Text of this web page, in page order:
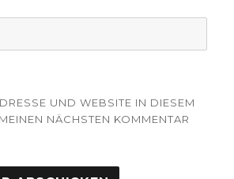
UND WEBSITE IN DIESEM
NÄCHSTEN KOMMENTAR